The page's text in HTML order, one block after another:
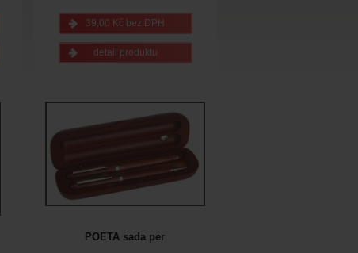
39,00 Kč bez DPH
detail produktu
POETA sada per